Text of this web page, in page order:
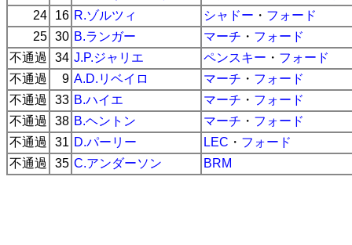
24
16 R.ゾルツィ シャドー ・ フォード
25 30 B.ランガー マーチ ・ フォード
不通過
34 J.P.ジャリエ ペンスキー ・ フォード
不通過
9 A.D.リベイロ マーチ ・ フォード
不通過
33 B.ハイエ マーチ ・ フォード
不通過
38 B.ヘントン マーチ ・ フォード
不通過
31 D.パーリー LEC ・ フォード
不通過
35 C.アンダーソン BRM